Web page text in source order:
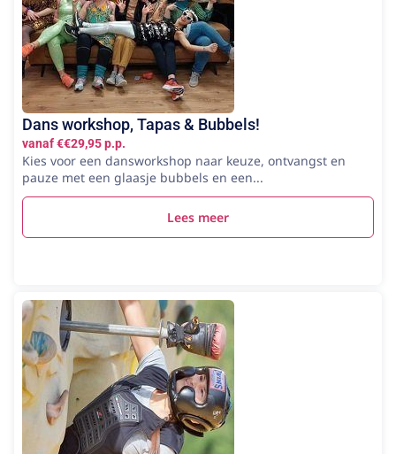
Dans workshop, Tapas & Bubbels!
vanaf €€29,95 p.p.
Kies voor een dansworkshop naar keuze, ontvangst en
pauze met een glaasje bubbels en een...
Lees meer